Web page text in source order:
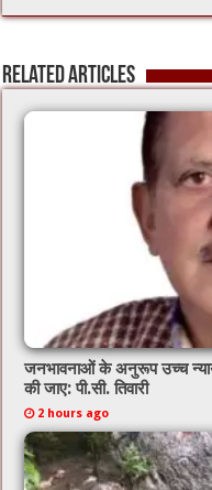
e
b
o
tt
er
ai
l
Related Articles
जनभावनाओं के अनुरूप उच्च
की जाए: पी.सी. तिवारी
2 hours ago